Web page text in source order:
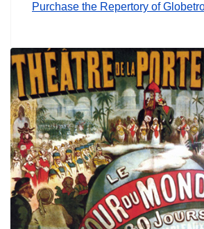
Purchase the Repertory of